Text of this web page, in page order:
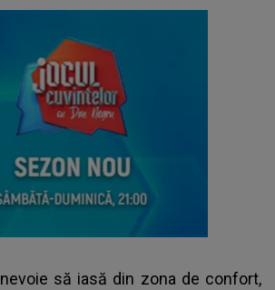
să iasă din zona de confort,